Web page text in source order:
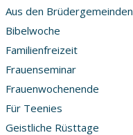
Aus den Brüdergemeinden
Bibelwoche
Familienfreizeit
Frauenseminar
Frauenwochenende
Für Teenies
Geistliche Rüsttage